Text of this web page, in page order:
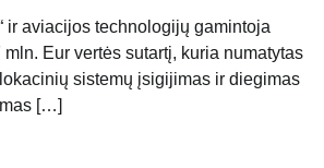
ir aviacijos technologijų gamintoja
mln. Eur vertės sutartį, kuria numatytas
sistemų įsigijimas ir diegimas
[…]